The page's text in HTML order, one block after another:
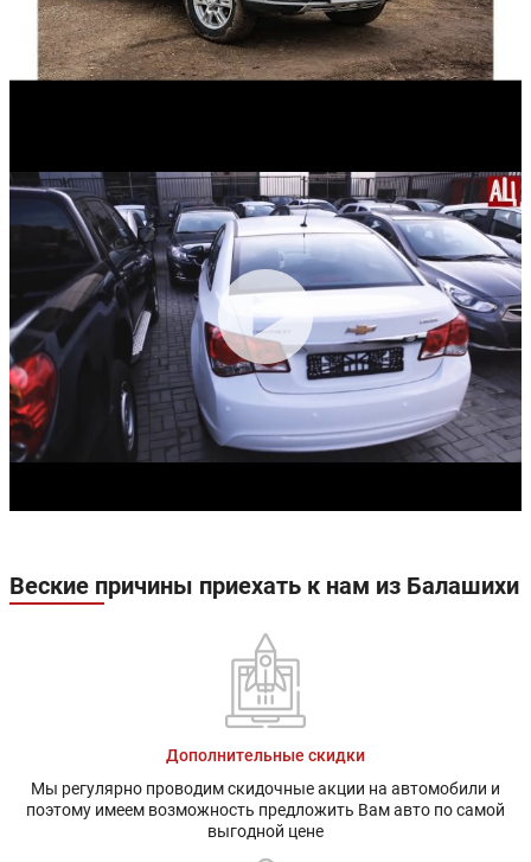
Веские причины приехать к нам из Балашихи
Дополнительные скидки
Мы регулярно проводим скидочные акции на автомобили и
поэтому имеем возможность предложить Вам авто по самой
выгодной цене